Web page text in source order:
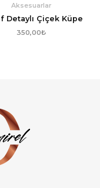
Aksesuarlar
Detaylı Çiçek Küpe
350,00₺